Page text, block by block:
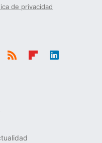
de privacidad